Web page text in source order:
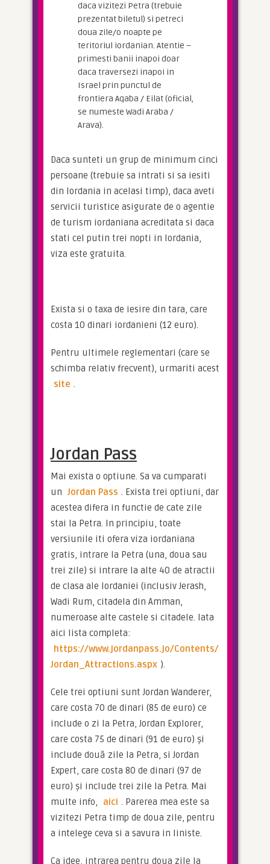
daca vizitezi Petra (trebuie
prezentat biletul) si petreci
doua zile/o noapte pe
teritoriul iordanian. Atentie –
primesti banii inapoi doar
daca traversezi inapoi in
Israel prin punctul de
frontiera Aqaba / Eilat (oficial,
se numeste Wadi Araba /
Arava).
Daca sunteti un grup de minimum cinci
persoane (trebuie sa intrati si sa iesiti
din Iordania in acelasi timp), daca aveti
servicii turistice asigurate de o agentie
de turism iordaniana acreditata si daca
stati cel putin trei nopti in Iordania,
viza este gratuita.
Exista si o taxa de iesire din tara, care
costa 10 dinari iordanieni (12 euro).
Pentru ultimele reglementari (care se
site .
Jordan Pass
Mai exista o optiune. Sa va cumparati
un Jordan Pass . Exista trei optiuni, dar
acestea difera in functie de cate zile
stai la Petra. In principiu, toate
versiunile iti ofera viza iordaniana
gratis, intrare la Petra (una, doua sau
trei zile) si intrare la alte 40 de atractii
de clasa ale Iordaniei (inclusiv Jerash,
Wadi Rum, citadela din Amman,
numeroase alte castele si citadele. Iata
https://www.jordanpass.jo/Contents/
Jordan_Attractions.aspx ).
Cele trei optiuni sunt Jordan Wanderer,
care costa 70 de dinari (85 de euro) ce
include o zi la Petra, Jordan Explorer,
care costa 75 de dinari (91 de euro) și
include două zile la Petra, si Jordan
Expert, care costa 80 de dinari (97 de
euro) și include trei zile la Petra. Mai
multe info,
aici . Parerea mea este sa
vizitezi Petra timp de doua zile, pentru
a intelege ceva si a savura in liniste.
Ca idee, intrarea pentru doua zile la